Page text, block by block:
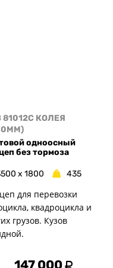
КОЛЕЯ
одноосный
без тормоза
x 1800 435
для перевозки
квадроцикла и
грузов. Кузов
147 000